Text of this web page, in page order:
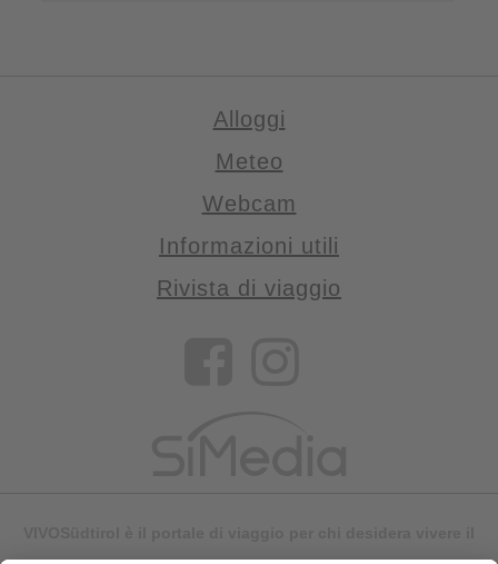
Alloggi
Meteo
Webcam
Informazioni utili
Rivista di viaggio